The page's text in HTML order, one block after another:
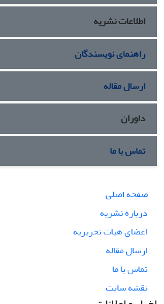
اطلاعات نشریه
راهنمای نویسندگان
ارسال مقاله
داوران
تماس با ما
صفحه اصلی
درباره نشریه
اعضای هیات تحریریه
ارسال مقاله
تماس با ما
نقشه سایت